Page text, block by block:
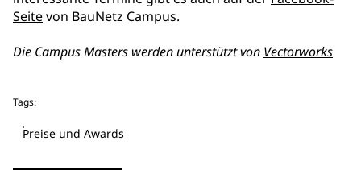
Seitevon BauNetz Campus.
Die Campus Masters werden unterstützt von Vectorworks
Tags:
Preise und Awards